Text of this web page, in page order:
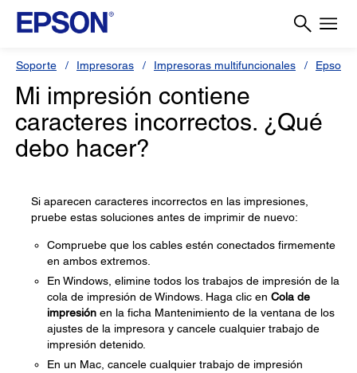
Soporte Impresoras Impresoras multifuncionales Epson
Mi impresión contiene
caracteres incorrectos. ¿Qué
debo hacer?
Si aparecen caracteres incorrectos en las impresiones,
pruebe estas soluciones antes de imprimir de nuevo:
Compruebe que los cables estén conectados firmemente
en ambos extremos.
En Windows, elimine todos los trabajos de impresión de la
cola de impresión de Windows. Haga clic en Cola de
impresión en la ficha Mantenimiento de la ventana de los
ajustes de la impresora y cancele cualquier trabajo de
impresión detenido.
En un Mac, cancele cualquier trabajo de impresión